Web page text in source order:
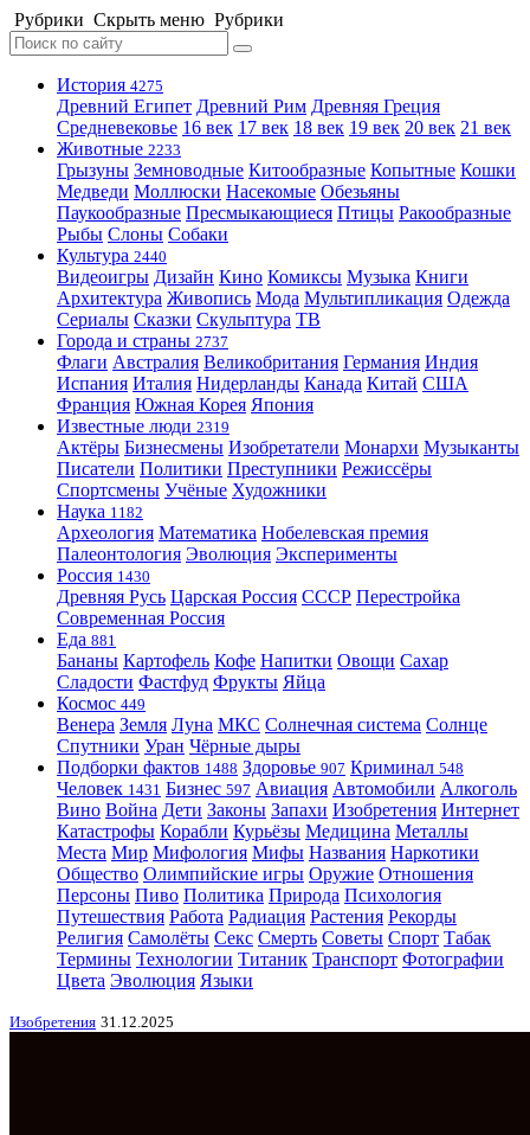
Рубрики Скрыть меню Рубрики
История 4275
Древний Египет Древний Рим Древняя Греция
Средневековье 16 век 17 век 18 век 19 век 20 век 21 век
Животные 2233
Грызуны Земноводные Китообразные Копытные Кошки
Медведи Моллюски Насекомые Обезьяны
Паукообразные Пресмыкающиеся Птицы Ракообразные
Рыбы Слоны Собаки
Культура 2440
Видеоигры Дизайн Кино Комиксы Музыка Книги
Архитектура Живопись Мода Мультипликация Одежда
Сериалы Сказки Скульптура ТВ
Города и страны 2737
Флаги Австралия Великобритания Германия Индия
Испания Италия Нидерланды Канада Китай США
Франция Южная Корея Япония
Известные люди 2319
Актёры Бизнесмены Изобретатели Монархи Музыканты
Писатели Политики Преступники Режиссёры
Спортсмены Учёные Художники
Наука 1182
Археология Математика Нобелевская премия
Палеонтология Эволюция Эксперименты
Россия 1430
Древняя Русь Царская Россия СССР Перестройка
Современная Россия
Еда 881
Бананы Картофель Кофе Напитки Овощи Сахар
Сладости Фастфуд Фрукты Яйца
Космос 449
Венера Земля Луна МКС Солнечная система Солнце
Спутники Уран Чёрные дыры
Подборки фактов 1488 Здоровье 907 Криминал 548
Человек 1431 Бизнес 597 Авиация Автомобили Алкоголь
Вино Война Дети Законы Запахи Изобретения Интернет
Катастрофы Корабли Курьёзы Медицина Металлы
Места Мир Мифология Мифы Названия Наркотики
Общество Олимпийские игры Оружие Отношения
Персоны Пиво Политика Природа Психология
Путешествия Работа Радиация Растения Рекорды
Религия Самолёты Секс Смерть Советы Спорт Табак
Термины Технологии Титаник Транспорт Фотографии
Цвета Эволюция Языки
Изобретения 31.12.2025